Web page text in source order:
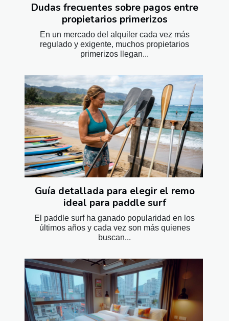
Dudas frecuentes sobre pagos entre
propietarios primerizos
En un mercado del alquiler cada vez más
regulado y exigente, muchos propietarios
primerizos llegan...
Guía detallada para elegir el remo
ideal para paddle surf
El paddle surf ha ganado popularidad en los
últimos años y cada vez son más quienes
buscan...